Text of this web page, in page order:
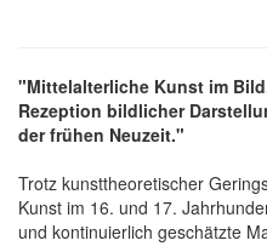
"Mittel­alterliche Kunst im
Rezeption bildlicher
der frühen Neuzeit."
Trotz kunst­theoretischer
Kunst im 16. und 17.
und kontinuierlich geschätzte